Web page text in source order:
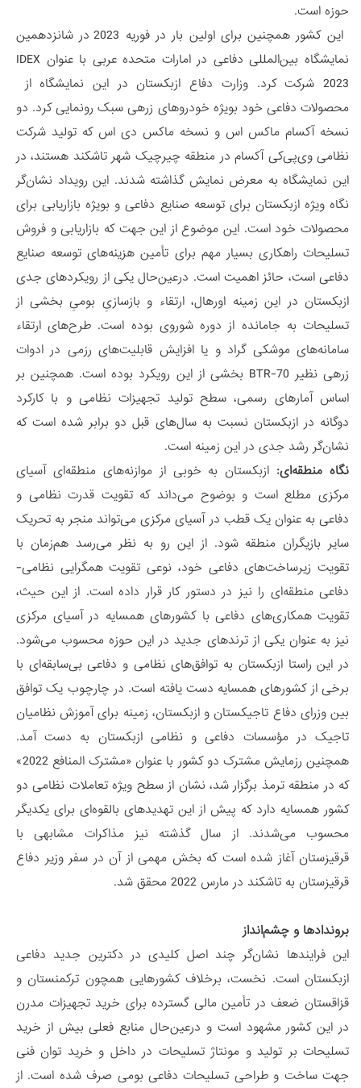
حوزه است.
این کشور همچنین برای اولین بار در فوریه 2023 در شانزدهمین
نمایشگاه بین‌المللی دفاعی در امارات متحده عربی با عنوان IDEX
2023 شرکت کرد. وزارت دفاع ازبکستان در این نمایشگاه از
محصولات دفاعی خود بویژه خودروهای زرهی سبک رونمایی کرد. دو
نسخه آکسام ماکس اس و نسخه ماکس دی اس که تولید شرکت
نظامی وی‌پی‌کی آکسام در منطقه چیرچیک شهر تاشکند هستند، در
این نمایشگاه به معرض نمایش گذاشته شدند. این رویداد نشان‌گر
نگاه ویژه ازبکستان برای توسعه صنایع دفاعی و بویژه بازاریابی برای
محصولات خود است. این موضوع از این جهت که بازاریابی و فروش
تسلیحات راهکاری بسیار مهم برای تأمین هزینه‌های توسعه صنایع
دفاعی است، حائز اهمیت است. درعین‌حال یکی از رویکردهای جدی
ازبکستان در این زمینه اورهال، ارتقاء و بازسازیِ بومیِ بخشی از
تسلیحات به جامانده از دوره شوروی بوده است. طرح‌های ارتقاء
سامانه‌های موشکی گراد و یا افزایش قابلیت‌های رزمی در ادوات
زرهی نظیر BTR-70 بخشی از این رویکرد بوده است. همچنین بر
اساس آمارهای رسمی، سطح تولید تجهیزات نظامی و با کارکرد
دوگانه در ازبکستان نسبت به سال‌های قبل دو برابر شده است که
نشان‌گر رشد جدی در این زمینه است.
نگاه منطقه‌ای: ازبکستان به خوبی از موازنه‌های منطقه‌ای آسیای
مرکزی مطلع است و بوضوح می‌داند که تقویت قدرت نظامی و
دفاعی به عنوان یک قطب در آسیای مرکزی می‌تواند منجر به تحریک
سایر بازیگران منطقه شود. از این رو به نظر می‌رسد هم‌زمان با
تقویت زیرساخت‌های دفاعی خود، نوعی تقویت همگرایی نظامی-
دفاعی منطقه‌ای را نیز در دستور کار قرار داده است. از این حیث،
تقویت همکاری‌های دفاعی با کشورهای همسایه در آسیای مرکزی
نیز به عنوان یکی از ترندهای جدید در این حوزه محسوب می‌شود.
در این راستا ازبکستان به توافق‌های نظامی و دفاعی بی‌سابقه‌ای با
برخی از کشورهای همسایه دست یافته است. در چارچوب یک توافق
بین وزرای دفاع تاجیکستان و ازبکستان، زمینه برای آموزش نظامیان
تاجیک در مؤسسات دفاعی و نظامی ازبکستان به دست آمد.
همچنین رزمایش مشترک دو کشور با عنوان «مشترک المنافع 2022»
که در منطقه ترمذ برگزار شد، نشان از سطح ویژه تعاملات نظامی دو
کشور همسایه دارد که پیش از این تهدیدهای بالقوه‌ای برای یکدیگر
محسوب می‌شدند. از سال گذشته نیز مذاکرات مشابهی با
قرقیزستان آغاز شده است که بخش مهمی از آن در سفر وزیر دفاع
قرقیزستان به تاشکند در مارس 2022 محقق شد.
بروندادها و چشم‌انداز
این فرایندها نشان‌گر چند اصل کلیدی در دکترین جدید دفاعی
ازبکستان است. نخست، برخلاف کشورهایی همچون ترکمنستان و
قزاقستان ضعف در تأمین مالی گسترده برای خرید تجهیزات مدرن
در این کشور مشهود است و درعین‌حال منابع فعلی بیش از خرید
تسلیحات بر تولید و مونتاژ تسلیحات در داخل و خرید توان فنی
جهت ساخت و طراحی تسلیحات دفاعی بومی صرف شده است. از